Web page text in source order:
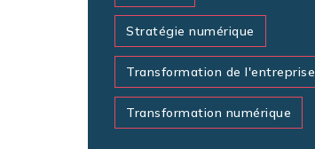
Stratégie numérique
Transformation de l'entreprise
Transformation numérique